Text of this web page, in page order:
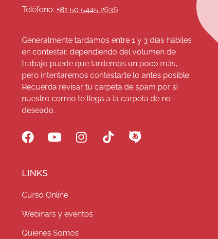
Teléfono: +81 50 5445 2636
Generalmente tardamos entre 1 y 3 días hábiles
en contestar, dependiendo del volumen de
trabajo puede que tardemos un poco más,
pero intentaremos contestarte lo antes posible.
Recuerda revisar tu carpeta de spam por si
nuestro correo te llega a la carpeta de no
deseado.
LINKS
Curso Online
Webinars y eventos
Quienes Somos